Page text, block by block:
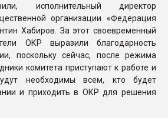
исполнительный директор
организации «Федерация
Хабиров. За этот своевременный
ОКР выразили благодарность
поскольку сейчас, после режима
комитета приступают к работе и
необходимы всем, кто будет
и приходить в ОКР для решения